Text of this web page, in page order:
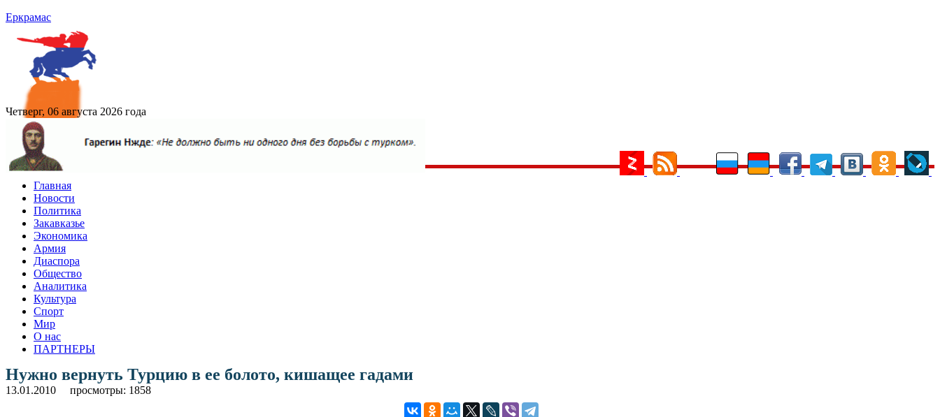
Еркрамас
Четверг, 06 августа 2026 года
Главная
Новости
Политика
Закавказье
Экономика
Армия
Диаспора
Общество
Аналитика
Культура
Спорт
Мир
О нас
ПАРТНЕРЫ
Нужно вернуть Турцию в ее болото, кишащее гадами
13.01.2010 просмотры: 1858